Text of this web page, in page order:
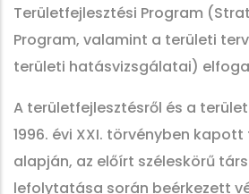
Területfejlesztési Program
Program, valamint a területi
területi hatásvizsgálatai)
A területfejlesztésről és a
1996. évi XXI. törvényben
alapján, az előírt széleskörű
lefolytatása során beérkezett